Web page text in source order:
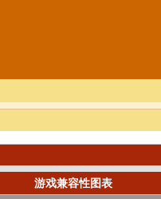
游戏兼容性图表